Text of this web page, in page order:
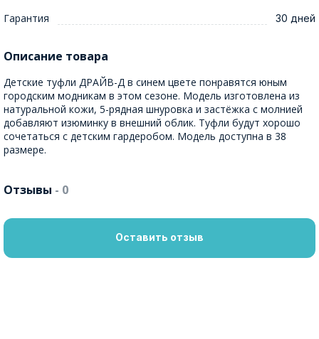
Гарантия 30 дней
Описание товара
Детские туфли ДРАЙВ-Д в синем цвете понравятся юным
городским модникам в этом сезоне. Модель изготовлена из
натуральной кожи, 5-рядная шнуровка и застёжка с молнией
добавляют изюминку в внешний облик. Туфли будут хорошо
сочетаться с детским гардеробом. Модель доступна в 38
размере.
Отзывы - 0
Оставить отзыв